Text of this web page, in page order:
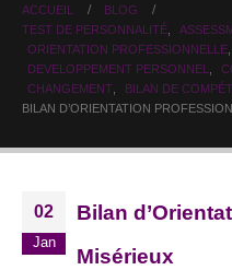
ACCUEIL
BLOG
TEST DE PERSONNALITÉ
ORIENTATION PROFESSIONNELLE
DEVELOPPEMENT PERSONNEL
CHANGEMENT
BILAN DE
BILAN D’ORIENTATION
02
Jan
Bilan
Misérieux